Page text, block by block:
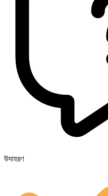
উদাহরণ